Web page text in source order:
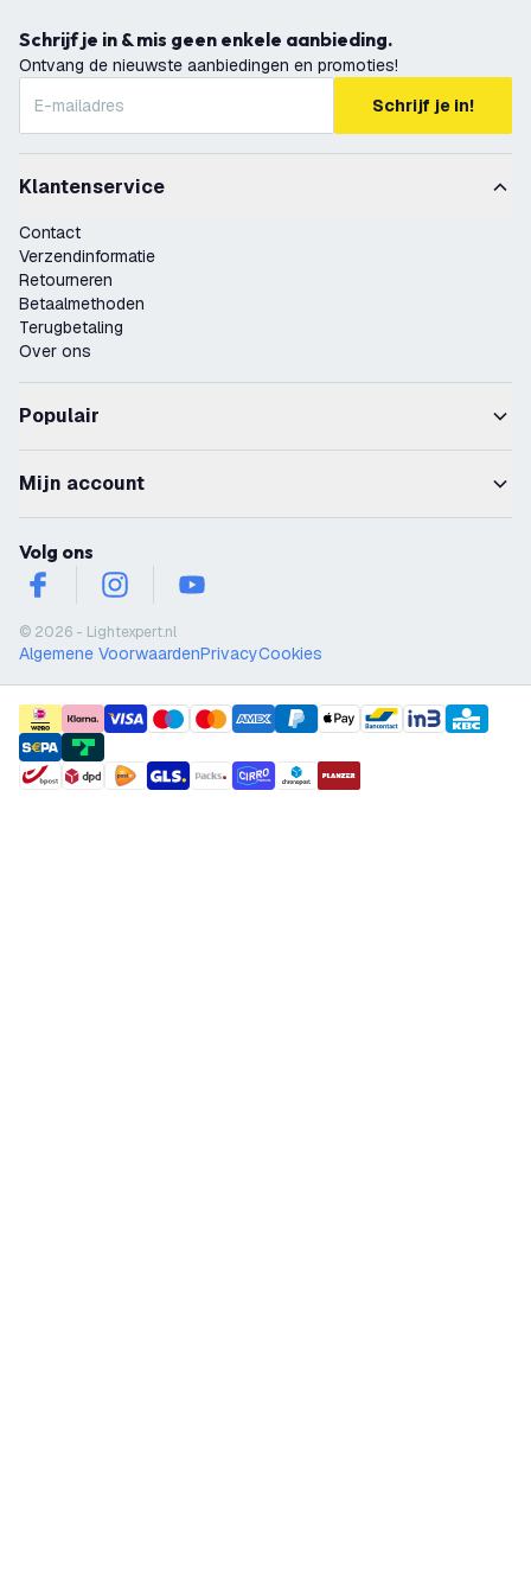
Schrijf je in & mis geen enkele aanbieding.
Ontvang de nieuwste aanbiedingen en promoties!
Schrijf je in!
Klantenservice
Contact
Verzendinformatie
Retourneren
Betaalmethoden
Terugbetaling
Over ons
Populair
Mijn account
Volg ons
facebookinstagramyoutube
© 2026 - Lightexpert.nl
Algemene VoorwaardenPrivacyCookies
payment methods
shipment methods